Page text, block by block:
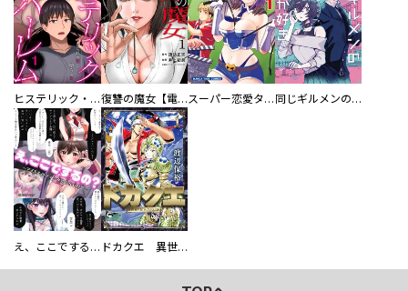
ヒステリック・ハーレム～搾られる男と堕ちる女～【電子単行本版】 復讐の魔女【電子単行本版】 スーパー恋愛タイム！～現場でドＳな彼女は自宅でデレる～ 同じギルメンの声が好き
え、ここでするの？ アイドルのファンが知らない日常 ドカクエ 異世界ドカコッククエスト